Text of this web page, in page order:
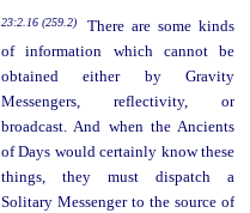
23:2.16 (259.2)
There are some kinds
of information which cannot be
obtained either by Gravity
Messengers, reflectivity, or
broadcast. And when the Ancients
of Days would certainly know these
things, they must dispatch a
Solitary Messenger to the source of